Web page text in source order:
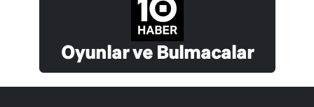
Oyunlar ve Bulmacalar